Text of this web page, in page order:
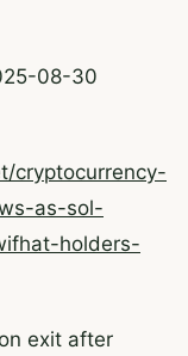
08-30
cryptocurrency-
as-sol-
holders-
exit after